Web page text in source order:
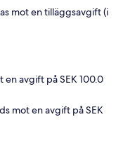
mot en tilläggsavgift (i
en avgift på SEK 100.0
mot en avgift på SEK